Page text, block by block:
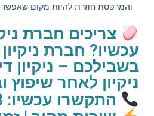
והמרפסת חוזרת להיות מקום שאפשר
צריכים חברת
עכשיו? חברת
בשבילכם – ניקיון
ניקיון לאחר שיפוץ
התקשרו עכשיו: 054-258-1898